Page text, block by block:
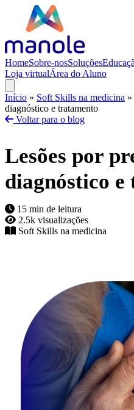
HomeSobre-nosSoluções
Loja virtualÁrea do Aluno
Início » Soft Skills na medicina »
diagnóstico e tratamento
Voltar para o blog
Lesões por
diagnóstico
15 min de leitura
2.5k visualizações
Soft Skills na medicina